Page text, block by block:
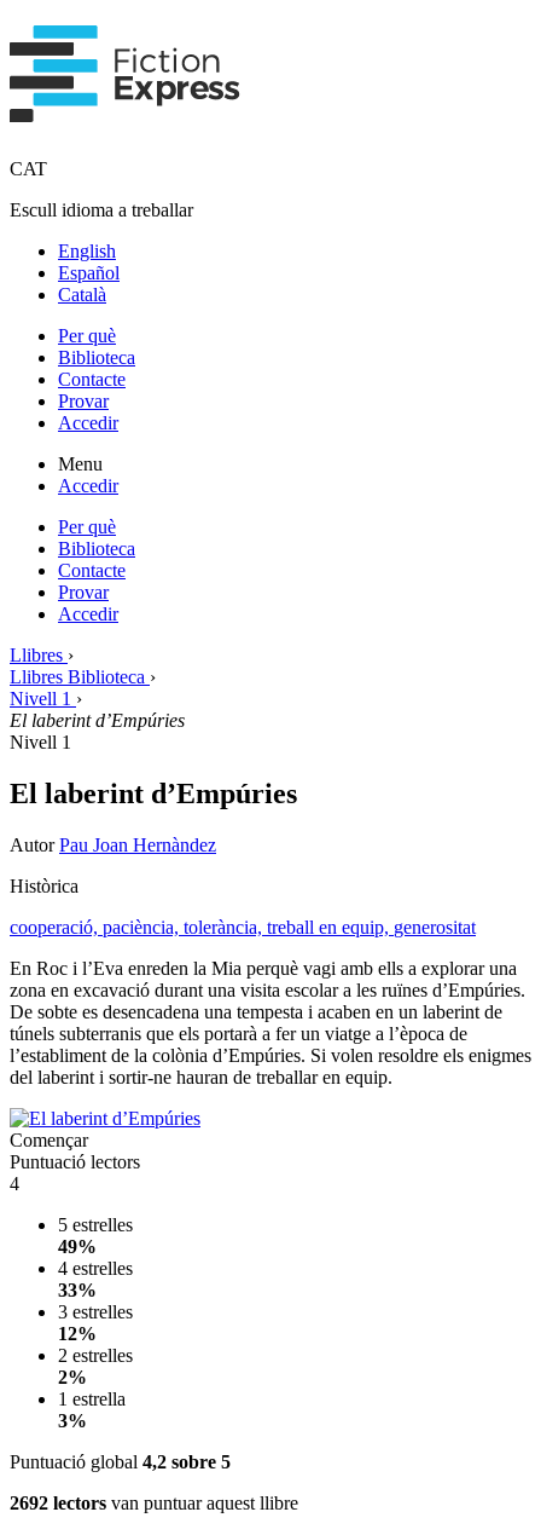
CAT
Escull idioma a treballar
English
Español
Català
Per què
Biblioteca
Contacte
Provar
Accedir
Menu
Accedir
Per què
Biblioteca
Contacte
Provar
Accedir
Llibres ›
Llibres Biblioteca ›
Nivell 1 ›
El laberint d’Empúries
Nivell 1
El laberint d’Empúries
AutorPau Joan Hernàndez
Històrica
cooperació, paciència, tolerància, treball en equip, generositat
En Roc i l’Eva enreden la Mia perquè vagi amb ells a explorar una
zona en excavació durant una visita escolar a les ruïnes d’Empúries.
De sobte es desencadena una tempesta i acaben en un laberint de
túnels subterranis que els portarà a fer un viatge a l’època de
l’establiment de la colònia d’Empúries. Si volen resoldre els enigmes
del laberint i sortir-ne hauran de treballar en equip.
Començar
Puntuació lectors
4
5 estrelles
49%
4 estrelles
33%
3 estrelles
12%
2 estrelles
2%
1 estrella
3%
Puntuació global 4,2 sobre 5
2692 lectors van puntuar aquest llibre